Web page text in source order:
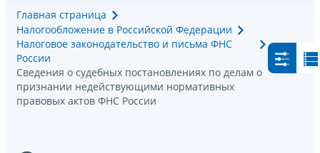
Главная страница
Налогообложение в Российской Федерации
Налоговое законодательство и письма ФНС
России
Сведения о судебных постановлениях по делам о
признании недействующими нормативных
правовых актов ФНС России